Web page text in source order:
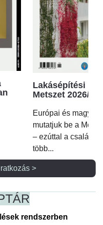
Lakásépítési
Metszet 2026/2.
Európai és magyar
mutatjuk be a
– ezúttal a családi
több...
>
rendszerben